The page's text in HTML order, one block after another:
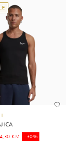
KM -30%